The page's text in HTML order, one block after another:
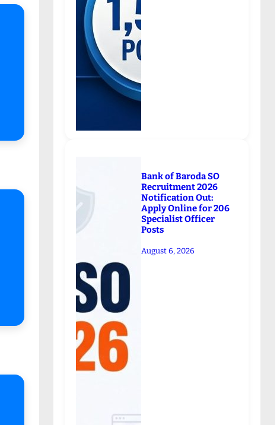
Bank of Baroda SO
Recruitment 2026
Notification Out:
Apply Online for 206
Specialist Officer
Posts
August 6, 2026